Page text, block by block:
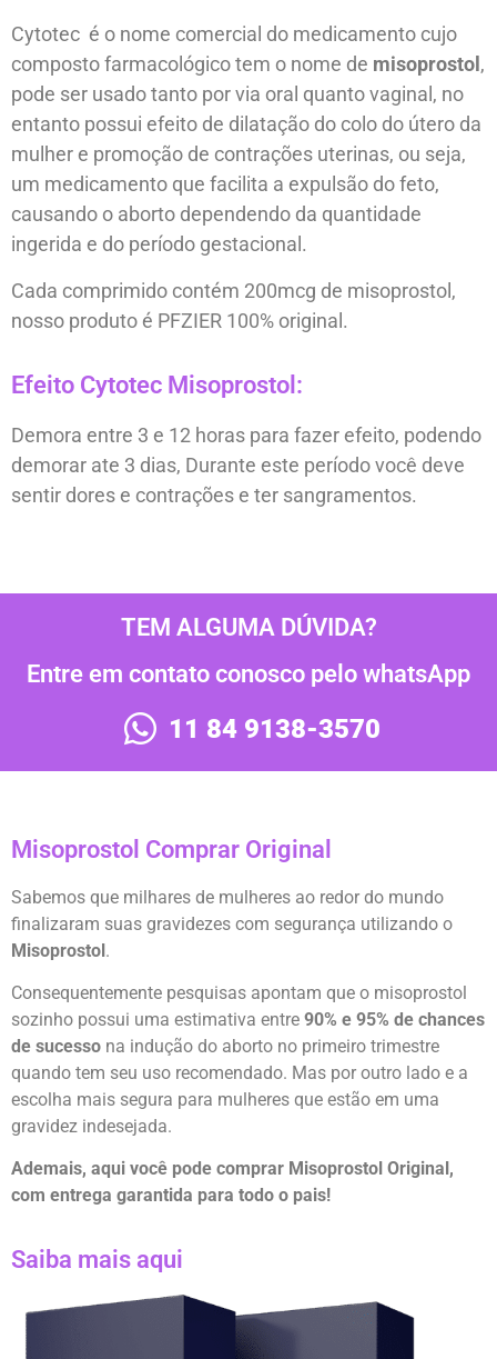
Cytotec é o nome comercial do medicamento cujo
composto farmacológico tem o nome de misoprostol ,
pode ser usado tanto por via oral quanto vaginal, no
entanto possui efeito de dilatação do colo do útero da
mulher e promoção de contrações uterinas, ou seja,
um medicamento que facilita a expulsão do feto,
causando o aborto dependendo da quantidade
ingerida e do período gestacional.
Cada comprimido contém 200mcg de misoprostol,
nosso produto é PFZIER 100% original.
Efeito Cytotec Misoprostol:
Demora entre 3 e 12 horas para fazer efeito, podendo
demorar ate 3 dias, Durante este período você deve
sentir dores e contrações e ter sangramentos.
TEM ALGUMA DÚVIDA?
Entre em contato conosco pelo whatsApp
11 84 9138-3570
Misoprostol Comprar Original
Sabemos que milhares de mulheres ao redor do mundo
finalizaram suas gravidezes com segurança utilizando o
Misoprostol.
Consequentemente pesquisas apontam que o misoprostol
sozinho possui uma estimativa entre 90% e 95% de chances
de sucesso na indução do aborto no primeiro trimestre
quando tem seu uso recomendado. Mas por outro lado e a
escolha mais segura para mulheres que estão em uma
gravidez indesejada.
Ademais, aqui você pode comprar Misoprostol Original,
com entrega garantida para todo o pais!
Saiba mais aqui